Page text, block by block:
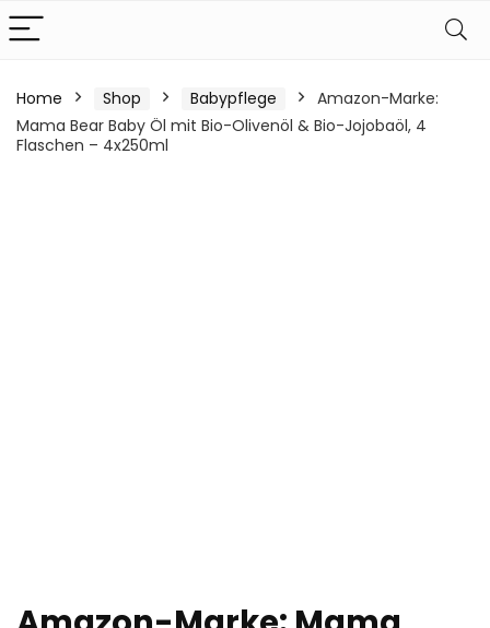
Home Shop Babypflege
Amazon-Marke:
Mama Bear Baby Öl mit Bio-Olivenöl & Bio-Jojobaöl, 4
Flaschen – 4x250ml